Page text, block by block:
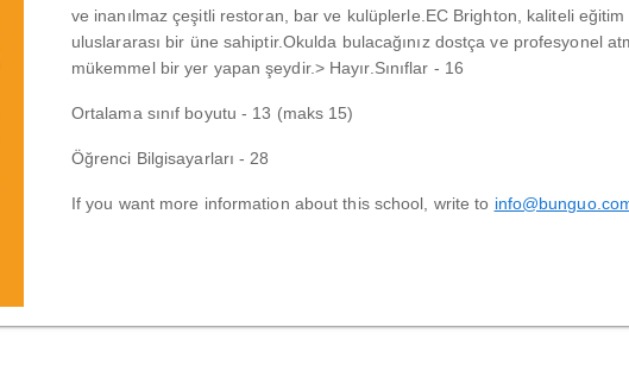
ve inanılmaz çeşitli restoran, bar ve kulüplerle.EC Brighton, kaliteli
uluslararası bir üne sahiptir.Okulda bulacağınız dostça ve profesyonel
mükemmel bir yer yapan şeydir.> Hayır.Sınıflar - 16
Ortalama sınıf boyutu - 13 (maks 15)
Öğrenci Bilgisayarları - 28
If you want more information about this school, write to